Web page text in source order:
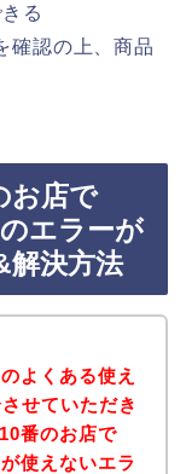
る
確認の上、商品
お店で
エラーが
解決方法
よくある使え
せていただき
番のお店で
使えないエラ